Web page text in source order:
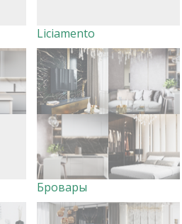
Liciamento
Бровары